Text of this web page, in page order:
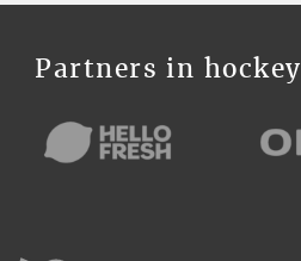
Partners in hockey